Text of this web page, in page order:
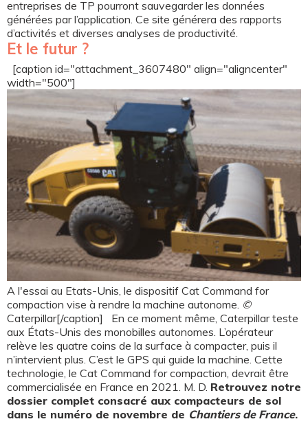
entreprises de TP pourront sauvegarder les données
générées par l’application. Ce site générera des rapports
d’activités et diverses analyses de productivité.
Et le futur ?
[caption id="attachment_3607480" align="aligncenter"
width="500"]
A l'essai au Etats-Unis, le dispositif Cat Command for
compaction vise à rendre la machine autonome. ©
Caterpillar[/caption] En ce moment même, Caterpillar teste
aux États-Unis des monobilles autonomes. L’opérateur
relève les quatre coins de la surface à compacter, puis il
n’intervient plus. C’est le GPS qui guide la machine. Cette
technologie, le Cat Command for compaction, devrait être
commercialisée en France en 2021. M. D. Retrouvez notre
dossier complet consacré aux compacteurs de sol
dans le numéro de novembre de Chantiers de France.